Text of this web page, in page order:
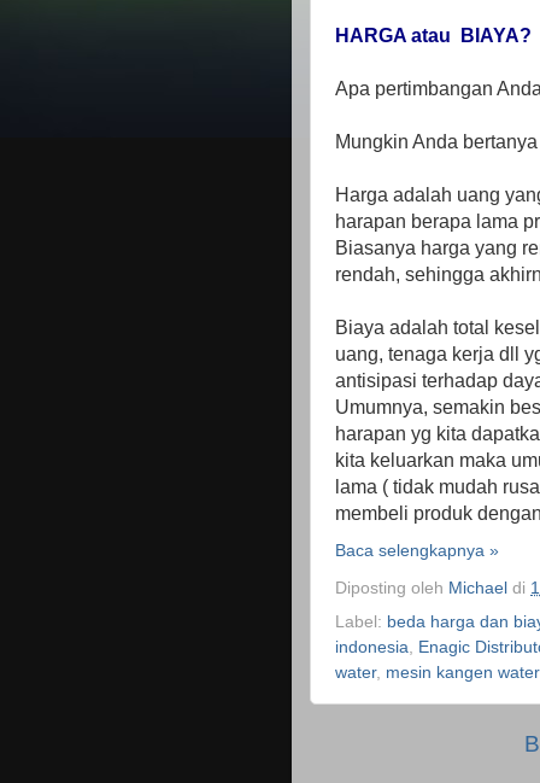
HARGA atau BIAYA?
Apa pertimbangan
Mungkin Anda
Harga adalah uang
harapan berapa lama
Biasanya harga yang
rendah, sehingga
Biaya adalah total
uang, tenaga kerja dll
antisipasi terhadap
Umumnya, semakin
harapan yg kita
kita keluarkan maka
lama ( tidak mudah
membeli produk
Baca selengkapnya »
Diposting oleh Michael di
Label: beda harga dan
indonesia, Enagic
water, mesin kangen